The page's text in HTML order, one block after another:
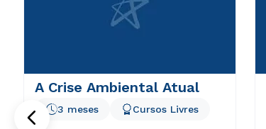
A Crise Ambiental Atual
3 meses Cursos Livres